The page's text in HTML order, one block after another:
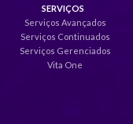
SERVIÇOS
Serviços Avançados
Serviços Continuados
Serviços Gerenciados
Vita One